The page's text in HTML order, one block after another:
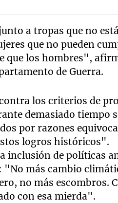
a tropas que no
que no pueden
que los hombres",
de Guerra.
los criterios de
demasiado tiempo
por razones
logros históricos".
inclusión de políticas
"No más cambio
no más escombros.
con esa mierda".